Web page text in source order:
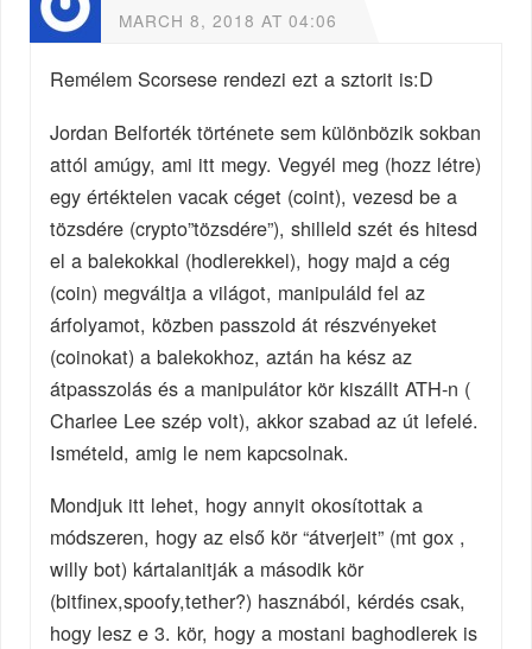
MARCH 8, 2018 AT 04:06
Remélem Scorsese rendezi ezt a sztorit is:D
Jordan Belforték története sem különbözik sokban
attól amúgy, ami itt megy. Vegyél meg (hozz létre)
egy értéktelen vacak céget (coint), vezesd be a
tözsdére (crypto”tözsdére”), shilleld szét és hitesd
el a balekokkal (hodlerekkel), hogy majd a cég
(coin) megváltja a világot, manipuláld fel az
árfolyamot, közben passzold át részvényeket
(coinokat) a balekokhoz, aztán ha kész az
átpasszolás és a manipulátor kör kiszállt ATH-n (
Charlee Lee szép volt), akkor szabad az út lefelé.
Ismételd, amig le nem kapcsolnak.
Mondjuk itt lehet, hogy annyit okosítottak a
módszeren, hogy az első kör “átverjeit” (mt gox ,
willy bot) kártalanitják a második kör
(bitfinex,spoofy,tether?) hasznából, kérdés csak,
hogy lesz e 3. kör, hogy a mostani baghodlerek is